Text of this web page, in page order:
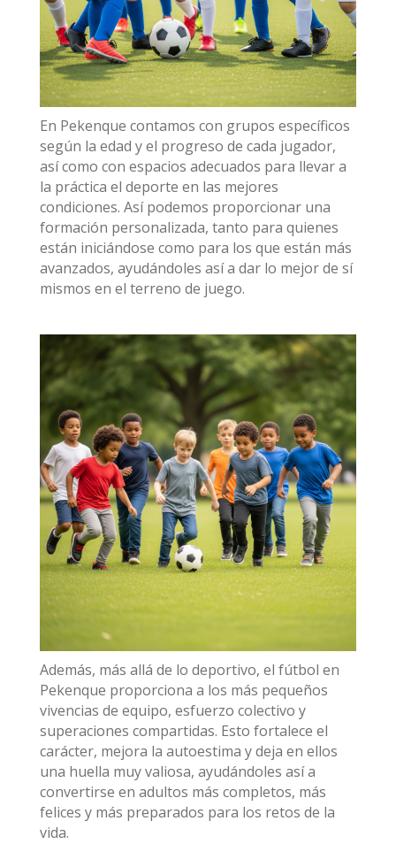
En Pekenque contamos con grupos específicos
según la edad y el progreso de cada jugador,
así como con espacios adecuados para llevar a
la práctica el deporte en las mejores
condiciones. Así podemos proporcionar una
formación personalizada, tanto para quienes
están iniciándose como para los que están más
avanzados, ayudándoles así a dar lo mejor de sí
mismos en el terreno de juego.
Además, más allá de lo deportivo, el fútbol en
Pekenque proporciona a los más pequeños
vivencias de equipo, esfuerzo colectivo y
superaciones compartidas. Esto fortalece el
carácter, mejora la autoestima y deja en ellos
una huella muy valiosa, ayudándoles así a
convertirse en adultos más completos, más
felices y más preparados para los retos de la
vida.